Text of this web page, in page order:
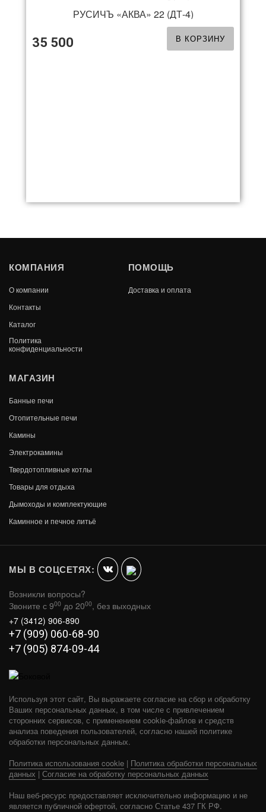
РУСИЧЪ «АКВА» 22 (ДТ-4)
35 500 В КОРЗИНУ
РУСИЧЪ АНТРАЦИТ 22 (ДТ-4) Б/В
26 700 В КОРЗИНУ
РУСИЧЪ АНТРАЦИТ 22 (ДТ-4С)
36 720
РУСИЧЪ АНТРАЦИТ 22 (ДТ-4)
35 670 В КОРЗИНУ
КОМПАНИЯ
О компании
Контакты
Каталог
Политика
конфиденциальности
ПОМОЩЬ
Доставка и оплата
МАГАЗИН
Банные печи
Отопительные печи
Камины
Электрокамины
Твердотопливные котлы
Товары для отдыха
Дымоходы и комплектующие
Каминное и печное литьё
МЫ В СОЦСЕТЯХ:
Возникли вопросы?
Звоните с 900 до 2000, без выходных
+7 (3412) 906-890
+7 (909) 060-68-90
+7 (905) 874-09-44
Используя этот сайт, Вы выражаете согласие на сбор и обработку
Ваших персональных данных, в том числе с привлечением
сторонних сервисов, с применением cookie-файлов и средств
анализа поведения пользователей, согласно нашей политике
обработки персональных данных.
Политика использования cookie | Политика обработки персональных
данных | Согласие на обработку персональных данных
Наш веб-ресурс предоставляет исключительно информацию и не
является публичной офертой, согласно Статье 437 ГК РФ.